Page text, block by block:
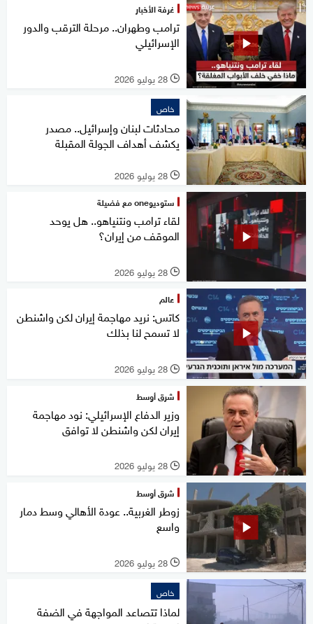
غرفة الأخبار
ترامب وطهران.. مرحلة الترقب والدور
الإسرائيلي
l 28 يوليو 2026
خاص
محادثات لبنان وإسرائيل.. مصدر
يكشف أهداف الجولة المقبلة
l 28 يوليو 2026
ستوديوone مع فضيلة
لقاء ترامب ونتنياهو.. هل يوحد
الموقف من إيران؟
l 28 يوليو 2026
عالم
كاتس: نريد مهاجمة إيران لكن واشنطن
لا تسمح لنا بذلك
l 28 يوليو 2026
شرق أوسط
وزير الدفاع الإسرائيلي: نود مهاجمة
إيران لكن واشنطن لا توافق
l 28 يوليو 2026
شرق أوسط
زوطر الغربية.. عودة الأهالي وسط دمار
واسع
l 28 يوليو 2026
خاص
لماذا تتصاعد المواجهة في الضفة